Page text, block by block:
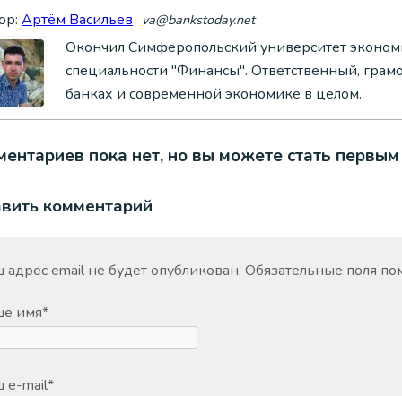
Артём Васильев va@bankstoday.net
Окончил Симферопольский университет
специальности "Финансы". Ответственный,
банках и современной экономике в целом.
пока нет, но вы можете стать первым
комментарий
адрес email не будет опубликован. Обязательные поля
имя*
e-mail*